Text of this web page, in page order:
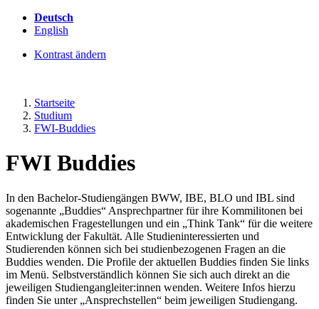
Deutsch
English
Kontrast ändern
Startseite
Studium
FWI-Buddies
FWI Buddies
In den Bachelor-Studiengängen BWW, IBE, BLO und IBL sind
sogenannte „Buddies“ Ansprechpartner für ihre Kommilitonen bei
akademischen Fragestellungen und ein „Think Tank“ für die weitere
Entwicklung der Fakultät. Alle Studieninteressierten und
Studierenden können sich bei studienbezogenen Fragen an die
Buddies wenden. Die Profile der aktuellen Buddies finden Sie links
im Menü. Selbstverständlich können Sie sich auch direkt an die
jeweiligen Studiengangleiter:innen wenden. Weitere Infos hierzu
finden Sie unter „Ansprechstellen“ beim jeweiligen Studiengang.